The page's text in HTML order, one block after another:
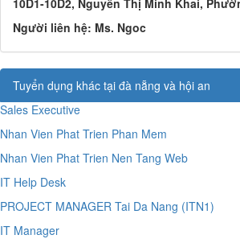
10D1-10D2, Nguyễn Thị Minh Khai,
Người liên hệ: Ms. Ngoc
Tuyển dụng khác tại đà nẵng và hội an
Sales Executive
Nhan Vien Phat Trien Phan Mem
Nhan Vien Phat Trien Nen Tang Web
IT Help Desk
PROJECT MANAGER Tai Da Nang (ITN1)
IT Manager